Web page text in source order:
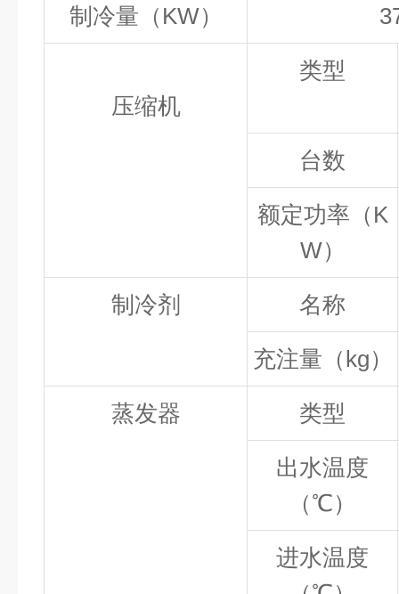
制冷量（ KW）
压缩机
类型
台数
额定功率（ K
W）
制冷剂 名称
充注量（kg）
蒸发器 类型
出水温度
（℃）
进水温度